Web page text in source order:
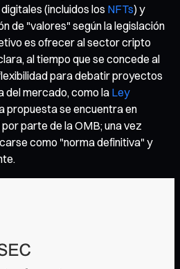
(incluidos los NFTs) y
de "valores" según la legislación
es ofrecer al sector cripto
al tiempo que se concede al
para debatir proyectos
del mercado, como laLey
propuesta se encuentra en
parte de la OMB; una vez
como "norma definitiva" y